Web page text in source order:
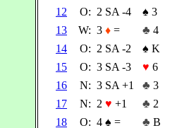
12
O: 2 SA -4 ♠ 3
13
W: 3 ♦ = ♣ 4
14
O: 2 SA -2 ♠ K
15
O: 3 SA -3 ♥ 6
16
N: 3 SA +1 ♣ 3
17
N: 2 ♥ +1 ♣ 2
18
O: 4 ♠ = ♣ B